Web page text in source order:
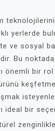
yerlerde
ve sosyal
Bu
önemli bir rol
ideal bir